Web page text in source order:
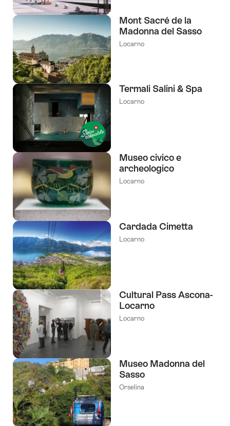
Mont Sacré de la
Madonna del Sasso
Locarno
Termali Salini & Spa
Locarno
Museo civico e
archeologico
Locarno
Cardada Cimetta
Locarno
Cultural Pass Ascona-
Locarno
Locarno
Museo Madonna del
Sasso
Orselina